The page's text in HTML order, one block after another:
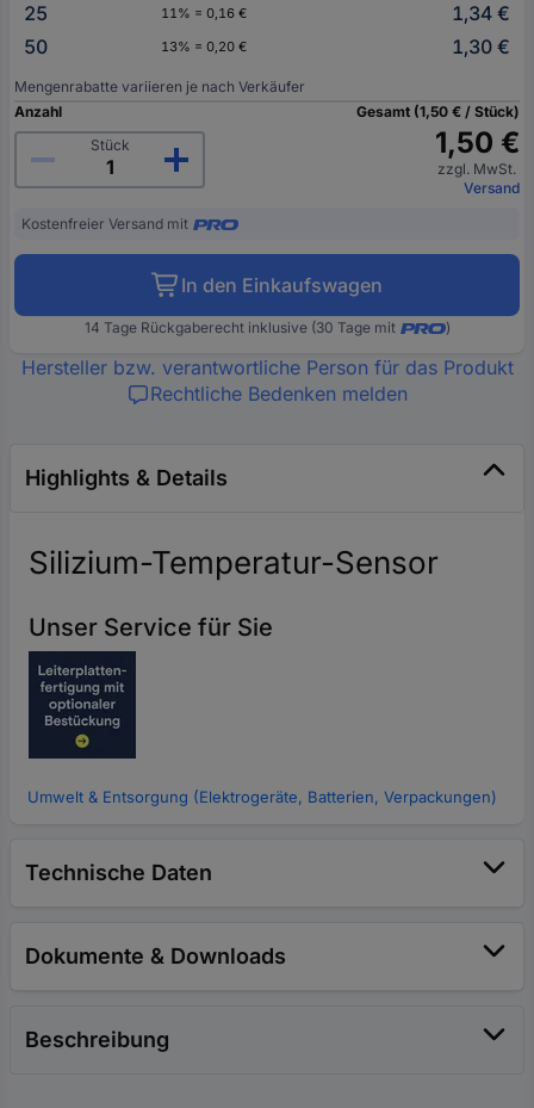
25
11% = 0,16 €
1,34 €
50
13% = 0,20 € 1,30 €
Mengenrabatte variieren je nach Verkäufer
Anzahl
Stück
Gesamt (1,50 € / Stück)
1,50 €
zzgl. MwSt.
Versand
Kostenfreier Versand mit
In den Einkaufswagen
14 Tage Rückgaberecht inklusive (30 Tage mit )
Hersteller bzw. verantwortliche Person für das Produkt
Rechtliche Bedenken melden
Highlights & Details
Silizium-Temperatur-Sensor
Unser Service für Sie
Umwelt & Entsorgung (Elektrogeräte, Batterien, Verpackungen)
Technische Daten
Dokumente & Downloads
Beschreibung